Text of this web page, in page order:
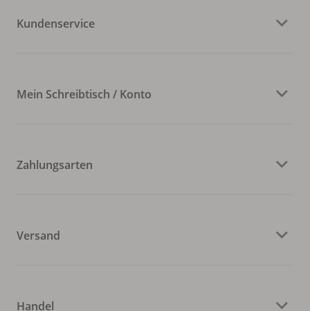
Kundenservice
Mein Schreibtisch / Konto
Zahlungsarten
Versand
Handel